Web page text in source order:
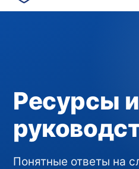
Ресурсы и
Понятные ответы на